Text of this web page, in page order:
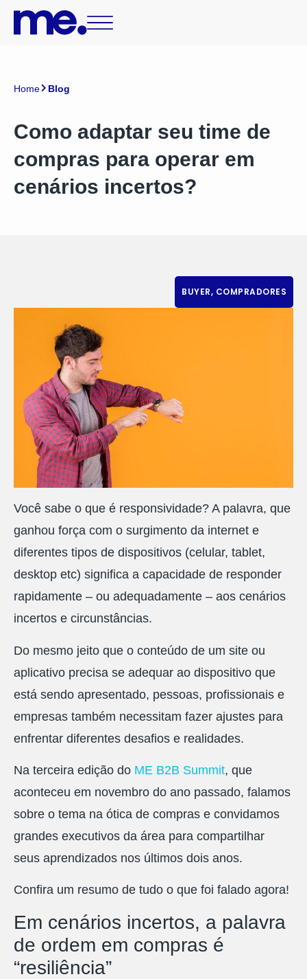
Home Blog
Como adaptar seu time de
compras para operar em
cenários incertos?
BUYER, COMPRADORES
Você sabe o que é responsividade? A palavra, que
ganhou força com o surgimento da internet e
diferentes tipos de dispositivos (celular, tablet,
desktop etc) significa a capacidade de responder
rapidamente – ou adequadamente – aos cenários
incertos e circunstâncias.
Do mesmo jeito que o conteúdo de um site ou
aplicativo precisa se adequar ao dispositivo que
está sendo apresentado, pessoas, profissionais e
empresas também necessitam fazer ajustes para
enfrentar diferentes desafios e realidades.
Na terceira edição do ME B2B Summit, que
aconteceu em novembro do ano passado, falamos
sobre o tema na ótica de compras e convidamos
grandes executivos da área para compartilhar
seus aprendizados nos últimos dois anos.
Confira um resumo de tudo o que foi falado agora!
Em cenários incertos, a palavra
de ordem em compras é
“resiliência”